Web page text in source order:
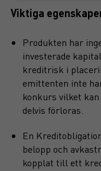
Viktiga
Produkten har
investerade
kreditrisk i
emittenten inte
konkurs vilket
delvis förloras.
En
belopp och
kopplat till ett